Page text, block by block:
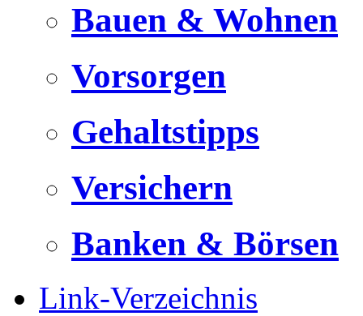
Bauen & Wohnen
Vorsorgen
Gehaltstipps
Versichern
Banken & Börsen
Link-Verzeichnis